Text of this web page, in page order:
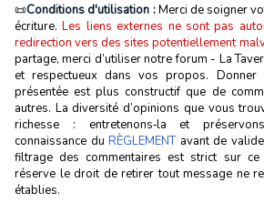
📜Conditions d'utilisation :Merci de soigner
écriture.Les liens externes ne sont pas
redirection vers des sites potentiellement
partage, merci d’utiliser notre forum - La
et respectueux dans vos propos.
présentée est plus constructif que de
autres. La diversité d’opinions que vous
richesse : entretenons‑la et
connaissance du RÈGLEMENTavant de
filtrage des commentaires est strict sur
réserve le droit de retirer tout message ne
établies.